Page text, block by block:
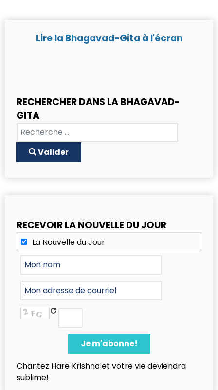
Lire la Bhagavad-Gita à l'écran
RECHERCHER DANS LA BHAGAVAD-
GITA
Chercher
Type 2 or more characters for results.
Valider
RECEVOIR LA NOUVELLE DU JOUR
La Nouvelle du Jour
Chantez Hare Krishna et votre vie deviendra
sublime!